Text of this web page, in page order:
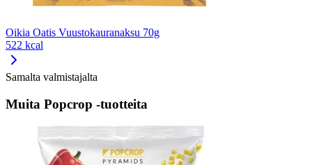
Oikia Oatis Vuustokauranaksu 70g
522 kcal
Samalta valmistajalta
Muita Popcrop -tuotteita